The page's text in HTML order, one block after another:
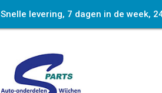
Snelle levering, 7 dagen in de week,